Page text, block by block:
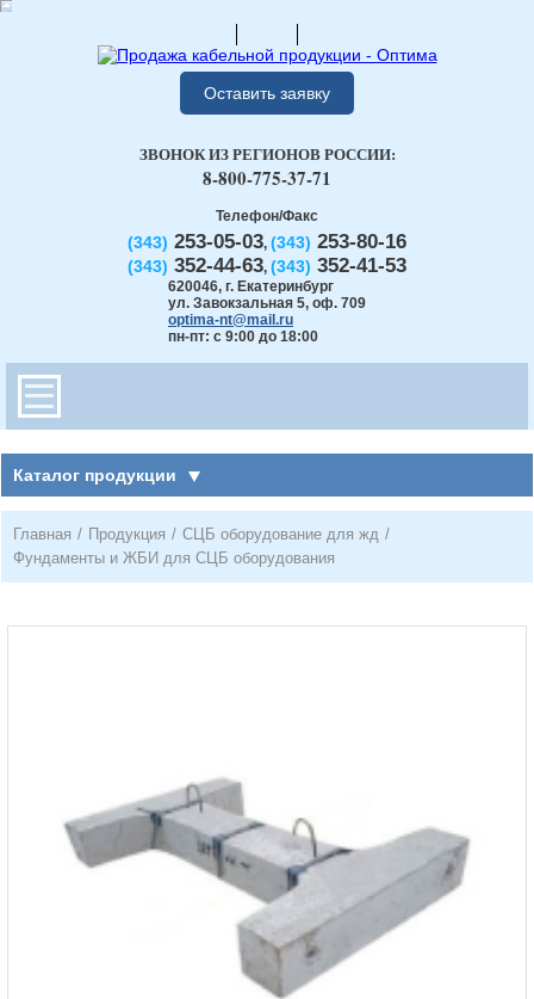
Оставить заявку
Телефон/Факс
(343) 253-05-03, (343) 253-80-16
(343) 352-44-63, (343) 352-41-53
620046, г. Екатеринбург
ул. Завокзальная 5, оф. 709
optima-nt@mail.ru
пн-пт: с 9:00 до 18:00
ЗВОНОК ИЗ РЕГИОНОВ РОССИИ:
8-800-775-37-71
Каталог продукции
Главная / Продукция / СЦБ оборудование для жд /
Фундаменты и ЖБИ для СЦБ оборудования